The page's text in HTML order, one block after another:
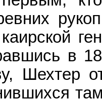
в
Шехтер